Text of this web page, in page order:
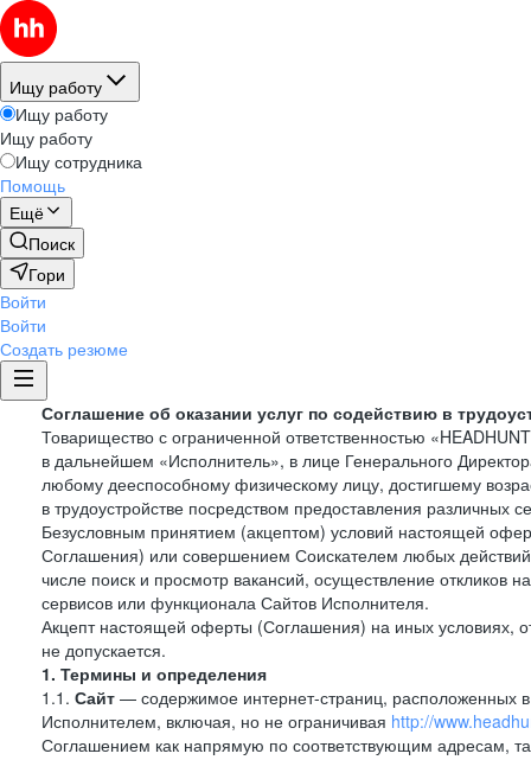
Ищу работу
Ищу работу
Ищу работу
Ищу сотрудника
Помощь
Ещё
Поиск
Гори
Войти
Войти
Создать резюме
Соглашение об оказании услуг по содействию в
Товарищество с ограниченной ответственностью
в дальнейшем «Исполнитель», в лице Генерального
любому дееспособному физическому лицу, достигшему
в трудоустройстве посредством предоставления различных
Безусловным принятием (акцептом) условий настоящей
Соглашения) или совершением Соискателем любых
числе поиск и просмотр вакансий, осуществление откликов
сервисов или функционала Сайтов Исполнителя.
Акцепт настоящей оферты (Соглашения) на иных условиях,
не допускается.
1. Термины и определения
1.1. Сайт — содержимое интернет-страниц, расположенных
Исполнителем, включая, но не ограничивая http://
Соглашением как напрямую по соответствующим адресам,